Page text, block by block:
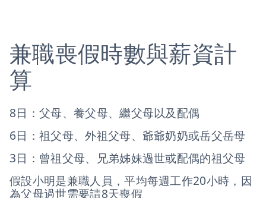
兼職喪假時數與薪資計
算
8日：父母、養父母、繼父母以及配偶
6日：祖父母、外祖父母、爺爺奶奶或岳父岳母
3日：曾祖父母、兄弟姊妹過世或配偶的祖父母
假設小明是兼職人員，平均每週工作20小時，因
為父母過世需要請8天喪假